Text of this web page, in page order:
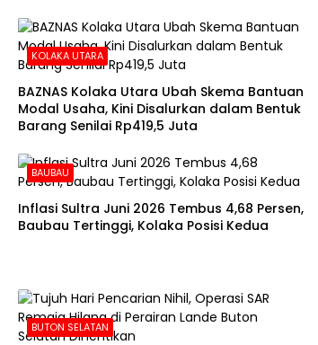
KOLAKA UTARA
BAZNAS Kolaka Utara Ubah Skema Bantuan
Modal Usaha, Kini Disalurkan dalam Bentuk
Barang Senilai Rp419,5 Juta
BAUBAU
Inflasi Sultra Juni 2026 Tembus 4,68 Persen,
Baubau Tertinggi, Kolaka Posisi Kedua
BUTON SELATAN